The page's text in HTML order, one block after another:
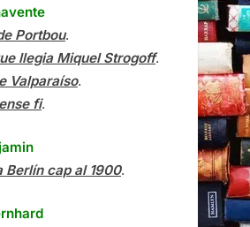
Portbou.
llegia Miquel Strogoff.
Valparaíso.
fi.
Berlín cap al 1900.